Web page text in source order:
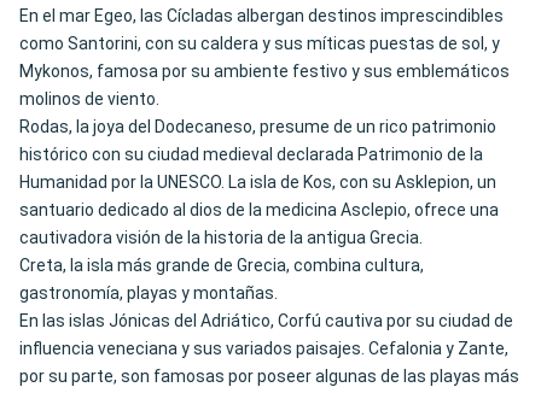
En el mar Egeo, las Cícladas albergan destinos imprescindibles
como Santorini, con su caldera y sus míticas puestas de sol, y
Mykonos, famosa por su ambiente festivo y sus emblemáticos
molinos de viento.
Rodas, la joya del Dodecaneso, presume de un rico patrimonio
histórico con su ciudad medieval declarada Patrimonio de la
Humanidad por la UNESCO. La isla de Kos, con su Asklepion, un
santuario dedicado al dios de la medicina Asclepio, ofrece una
cautivadora visión de la historia de la antigua Grecia.
Creta, la isla más grande de Grecia, combina cultura,
gastronomía, playas y montañas.
En las islas Jónicas del Adriático, Corfú cautiva por su ciudad de
influencia veneciana y sus variados paisajes. Cefalonia y Zante,
por su parte, son famosas por poseer algunas de las playas más